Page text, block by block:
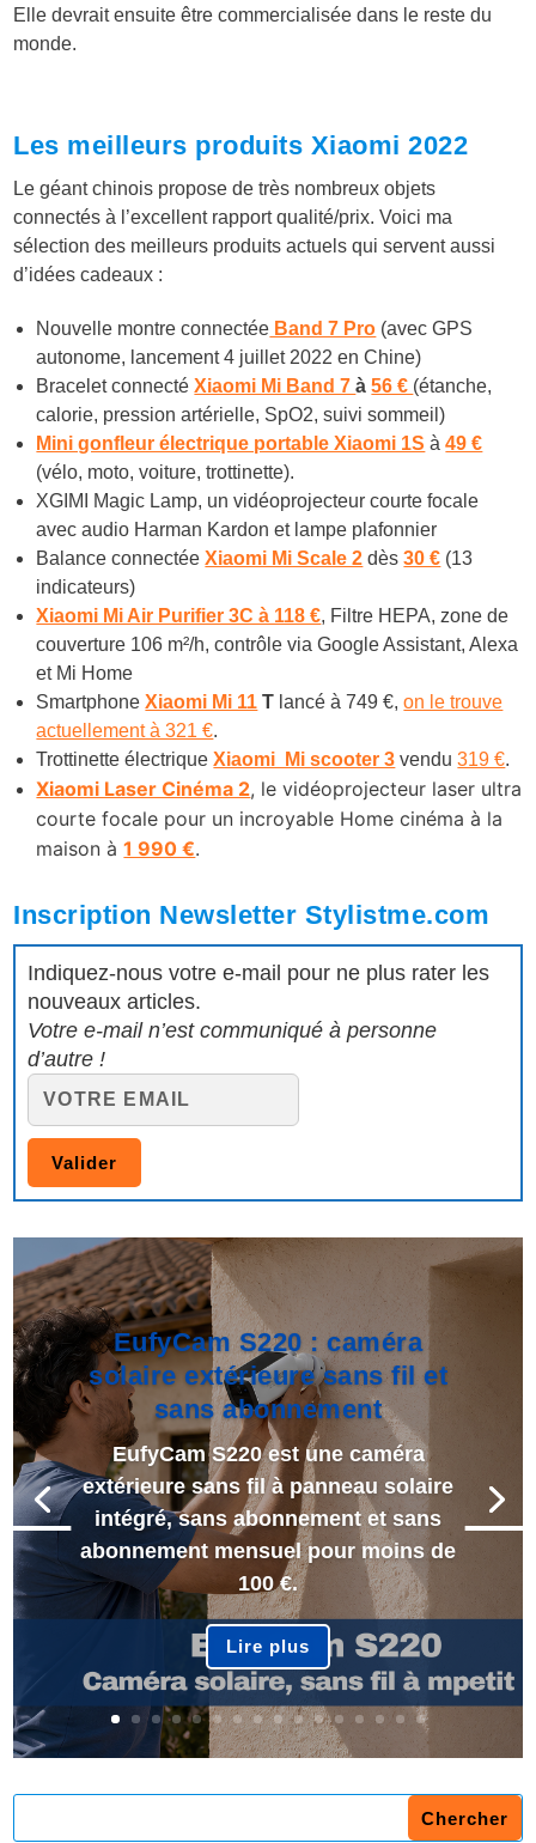
Elle devrait ensuite être commercialisée dans le reste du
monde.
Les meilleurs produits Xiaomi 2022
Le géant chinois propose de très nombreux objets
connectés à l’excellent rapport qualité/prix. Voici ma
sélection des meilleurs produits actuels qui servent aussi
d’idées cadeaux :
Nouvelle montre connectée Band 7 Pro (avec GPS
autonome, lancement 4 juillet 2022 en Chine)
Bracelet connectéXiaomi Mi Band 7à56 € (étanche,
calorie, pression artérielle, SpO2, suivi sommeil)
Mini gonfleur électrique portable Xiaomi 1S à49 €
(vélo, moto, voiture, trottinette).
XGIMI Magic Lamp, un vidéoprojecteur courte focale
avec audio Harman Kardon et lampe plafonnier
Balance connectéeXiaomi Mi Scale 2 dès30 € (13
indicateurs)
Xiaomi Mi Air Purifier 3C à 118 €, Filtre HEPA, zone de
couverture 106 m²/h, contrôle via Google Assistant, Alexa
et Mi Home
SmartphoneXiaomi Mi 11 T lancé à 749 €,on le trouve
actuellement à 321 €.
Trottinette électriqueXiaomi Mi scooter 3 vendu319 €.
Xiaomi Laser Cinéma 2, le vidéoprojecteur laser ultra
courte focale pour un incroyable Home cinéma à la
maison à1 990 €.
Inscription Newsletter Stylistme.com
Indiquez-nous votre e-mail pour ne plus rater les
nouveaux articles.
Votre e-mail n’est communiqué à personne
d’autre !
EufyCam S220 : caméra
solaire extérieure sans fil et
sans abonnement
EufyCam S220 est une caméra
extérieure sans fil à panneau solaire
intégré, sans abonnement et sans
abonnement mensuel pour moins de
100 €.
Lire plus